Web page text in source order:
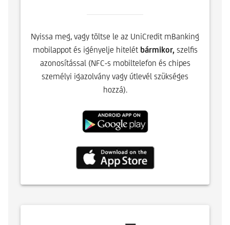
Nyissa meg, vagy töltse le az UniCredit mBanking
mobilappot és igényelje hitelét bármikor, szelfis
azonosítással (NFC-s mobiltelefon és chipes
személyi igazolvány vagy útlevél szükséges
hozzá).